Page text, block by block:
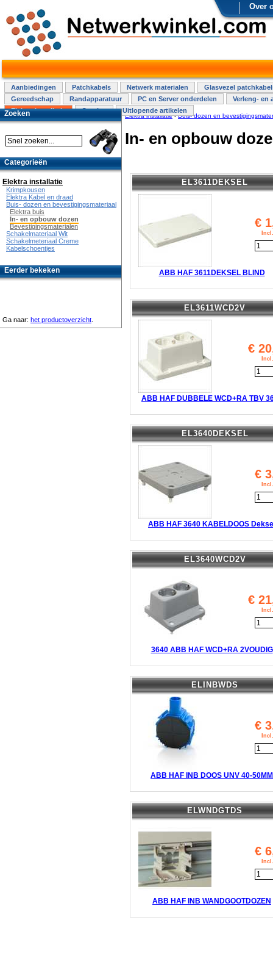
Over
Aanbiedingen Patchkabels Netwerk materialen
Glasvezel
Gereedschap
Randapparatuur PC en Server onderdelen
Verleng- en
Elektra installatie
Overige Uitlopende artikelen
Elektra installatie-Buis- dozen en
In- en opbouw
EL3611DEKSEL
€
ABB HAF 3611DEKSEL BLIND
EL3611WCD2V
€
ABB HAF DUBBELE WCD+RA TBV
EL3640DEKSEL
€
ABB HAF 3640 KABELDOOS
EL3640WCD2V
€
3640 ABB HAF WCD+RA 2VOUDIG
ELINBWDS
€
ABB HAF INB DOOS UNV 40-50MM
ELWNDGTDS
€
ABB HAF INB WANDGOOTDOZEN
Zoeken
Categorieën
Elektra installatie
Krimpkousen
Elektra Kabel en draad
Buis- dozen en bevestigingsmateriaal
Elektra buis
In- en opbouw dozen
Bevestigingsmaterialen
Schakelmateriaal Wit
Schakelmeteriaal Creme
Kabelschoentjes
Eerder bekeken
Ga naar: het productoverzicht